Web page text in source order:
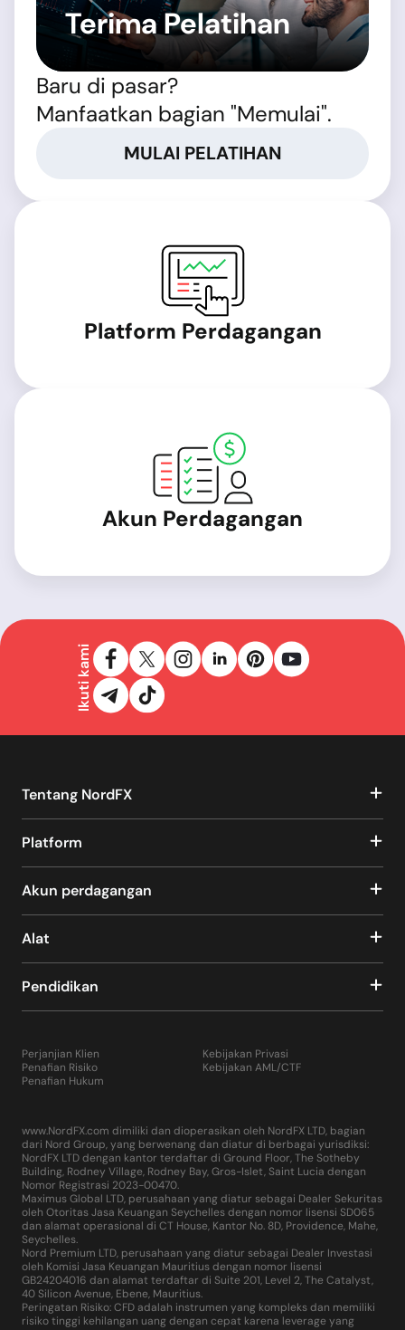
Terima Pelatihan
Baru di pasar?
Manfaatkan bagian "Memulai".
MULAI PELATIHAN
Platform Perdagangan
Akun Perdagangan
Ikuti kami
Tentang NordFX
Platform
Akun perdagangan
Alat
Pendidikan
Perjanjian Klien
Penafian Risiko
Penafian Hukum
Kebijakan Privasi
Kebijakan AML/CTF
www.NordFX.com dimiliki dan dioperasikan oleh NordFX LTD, bagian
dari Nord Group, yang berwenang dan diatur di berbagai yurisdiksi:
NordFX LTD dengan kantor terdaftar di Ground Floor, The Sotheby
Building, Rodney Village, Rodney Bay, Gros-Islet, Saint Lucia dengan
Nomor Registrasi 2023-00470.
Maximus Global LTD, perusahaan yang diatur sebagai Dealer Sekuritas
oleh Otoritas Jasa Keuangan Seychelles dengan nomor lisensi SD065
dan alamat operasional di CT House, Kantor No. 8D, Providence, Mahe,
Seychelles.
Nord Premium LTD, perusahaan yang diatur sebagai Dealer Investasi
oleh Komisi Jasa Keuangan Mauritius dengan nomor lisensi
GB24204016 dan alamat terdaftar di Suite 201, Level 2, The Catalyst,
40 Silicon Avenue, Ebene, Mauritius.
Peringatan Risiko: CFD adalah instrumen yang kompleks dan memiliki
risiko tinggi kehilangan uang dengan cepat karena leverage yang